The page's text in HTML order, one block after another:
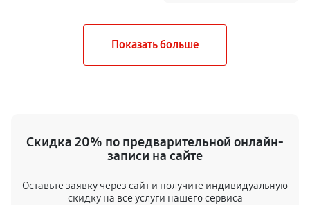
Скидка 20% по предварительной онлайн-
записи на сайте
Оставьте заявку через сайт и получите индивидуальную
скидку на все услуги нашего сервиса